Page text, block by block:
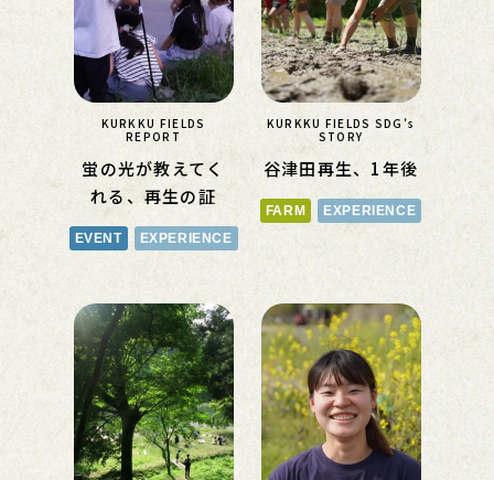
KURKKU FIELDS
REPORT
蛍の光が教えてく
れる、再生の証
EVENT EXPERIENCE
KURKKU FIELDS SDG’s
STORY
谷津田再生、1年後
FARM EXPERIENCE